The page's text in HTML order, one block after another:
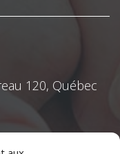
120, Québec